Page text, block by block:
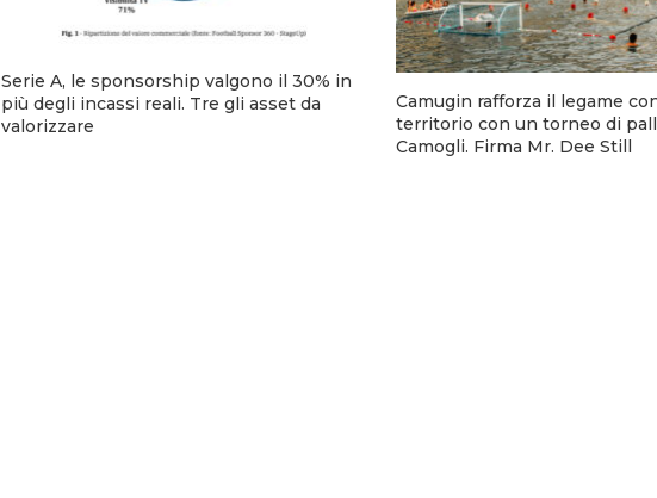
Serie A, le sponsorship valgono il 30% in
più degli incassi reali. Tre gli asset da
valorizzare
Camugin rafforza il legame
territorio con un torneo di
Camogli. Firma Mr. Dee Still